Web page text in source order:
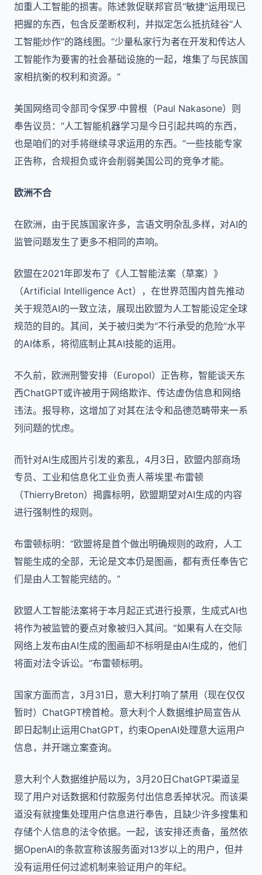
加重人工智能的损害。陈述敦促联邦官员“敏捷”运用现已
把握的东西，包含反垄断权利，并拟定怎么抵抗硅谷“人
工智能炒作”的路线图。“少量私家行为者在开发和传达人
工智能作为要害的社会基础设施的一起，堆集了与民族国
家相抗衡的权利和资源。”
美国网络司令部司令保罗·中曾根（Paul Nakasone）则
奉告议员：“人工智能机器学习是今日引起共鸣的东西，
也是咱们的对手将继续寻求运用的东西。”一些技能专家
正告称，合规担负或许会削弱美国公司的竞争才能。
欧洲不合
在欧洲，由于民族国家许多，言语文明杂乱多样，对AI的
监管问题发生了更多不相同的声响。
欧盟在2021年即发布了《人工智能法案（草案）》
（Artificial Intelligence Act），在世界范围内首先推动
关于规范AI的一致立法，展现出欧盟为人工智能设定全球
规范的目的。其间，关于被归类为“不行承受的危险”水平
的AI体系，将彻底制止其AI技能的运用。
不久前，欧洲刑警安排（Europol）正告称，智能谈天东
西ChatGPT或许被用于网络欺诈、传达虚伪信息和网络
违法。报导称，这增加了对其在法令和品德范畴带来一系
列问题的忧虑。
而针对AI生成图片引发的紊乱，4月3日，欧盟内部商场
专员、工业和信息化工业负责人蒂埃里·布雷顿
（ThierryBreton）揭露标明，欧盟期望对AI生成的内容
进行强制性的规则。
布雷顿标明：“欧盟将是首个做出明确规则的政府，人工
智能生成的全部，无论是文本仍是图画，都有责任奉告它
们是由人工智能完结的。”
欧盟人工智能法案将于本月起正式进行投票，生成式AI也
将作为被监管的要点对象被归入其间。“如果有人在交际
网络上发布由AI生成的图画却不标明是由AI生成的，他们
将面对法令诉讼。”布雷顿标明。
国家方面而言，3月31日，意大利打响了禁用（现在仅仅
暂时）ChatGPT榜首枪。意大利个人数据维护局宣告从
即日起制止运用ChatGPT，约束OpenAI处理意大运用户
信息，并开端立案查询。
意大利个人数据维护局以为，3月20日ChatGPT渠道呈
现了用户对话数据和付款服务付出信息丢掉状况。而该渠
道没有就搜集处理用户信息进行奉告，且缺少许多搜集和
存储个人信息的法令依据。一起，该安排还责备，虽然依
据OpenAI的条款宣称该服务面对13岁以上的用户，但并
没有运用任何过滤机制来验证用户的年纪。